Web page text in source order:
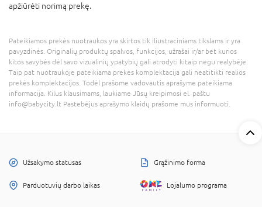
apžiūrėti norimą prekę.
Pateikiamos prekės nuotraukos yra skirtos tik iliustraciniams tikslams ir yra
pavyzdinės. Originalių produktų spalvos, funkcijos, užrašai ir/ar bet kurios
kitos savybės dėl savo vizualinių ypatybių gali atrodyti kitaip negu realybėje.
Taip pat nuotraukoje pateikiama prekės komplektacija gali neatitikti realios
prekės komplektacijos. Todėl prašome vadovautis aprašyme pateikiama
informacija. Kilus klausimams, laukiame Jūsų kreipimosi el. paštu
info@babycity.lt Pastebėjus aprašymo klaidų prašome mus informuoti.
Užsakymo statusas Grąžinimo forma
Parduotuvių darbo laikas Lojalumo programa